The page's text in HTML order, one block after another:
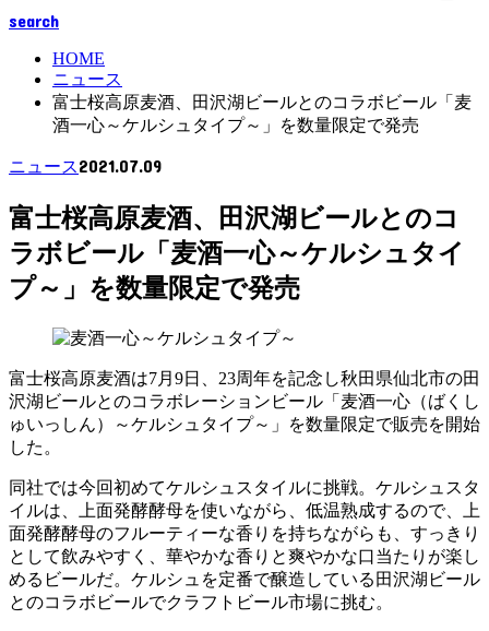
search
HOME
ニュース
富士桜高原麦酒、田沢湖ビールとのコラボビール「麦
酒一心～ケルシュタイプ～」を数量限定で発売
ニュース2021.07.09
富士桜高原麦酒、田沢湖ビールとのコ
ラボビール「麦酒一心～ケルシュタイ
プ～」を数量限定で発売
富士桜高原麦酒は7月9日、23周年を記念し秋田県仙北市の田
沢湖ビールとのコラボレーションビール「麦酒一心（ばくし
ゅいっしん）～ケルシュタイプ～」を数量限定で販売を開始
した。
同社では今回初めてケルシュスタイルに挑戦。ケルシュスタ
イルは、上面発酵酵母を使いながら、低温熟成するので、上
面発酵酵母のフルーティーな香りを持ちながらも、すっきり
として飲みやすく、華やかな香りと爽やかな口当たりが楽し
めるビールだ。ケルシュを定番で醸造している田沢湖ビール
とのコラボビールでクラフトビール市場に挑む。